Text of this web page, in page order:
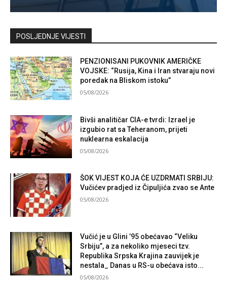
Kontaktirajte nas
POSLJEDNJE VIJESTI
PENZIONISANI PUKOVNIK AMERIČKE
VOJSKE: “Rusija, Kina i Iran stvaraju novi
poredak na Bliskom istoku”
05/08/2026
Bivši analitičar CIA-e tvrdi: Izrael je
izgubio rat sa Teheranom, prijeti
nuklearna eskalacija
05/08/2026
ŠOK VIJEST KOJA ĆE UZDRMATI SRBIJU:
Vučićev pradjed iz Čipuljića zvao se Ante
05/08/2026
Vučić je u Glini ’95 obećavao “Veliku
Srbiju”, a za nekoliko mjeseci tzv.
Republika Srpska Krajina zauvijek je
nestala_ Danas u RS-u obećava isto...
05/08/2026